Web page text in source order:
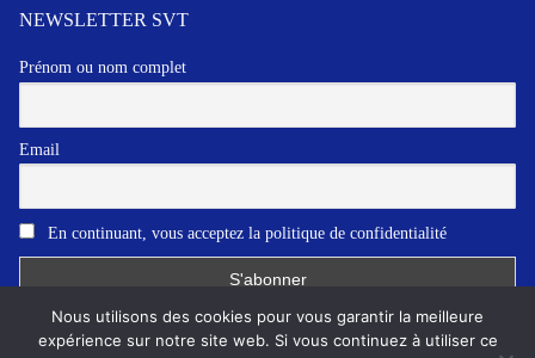
NEWSLETTER SVT
Prénom ou nom complet
Email
En continuant, vous acceptez la politique de confidentialité
Nous utilisons des cookies pour vous garantir la meilleure
expérience sur notre site web. Si vous continuez à utiliser ce